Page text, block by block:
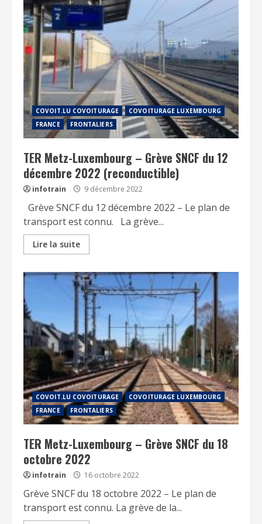
COVOIT.LU COVOITURAGE
COVOITURAGE LUXEMBOURG
FRANCE
FRONTALIERS
TER Metz-Luxembourg – Grève SNCF du 12
décembre 2022 (reconductible)
infotrain 9 décembre 2022
Grève SNCF du 12 décembre 2022 – Le plan de
transport est connu. La grève...
Lire la suite
COVOIT.LU COVOITURAGE
COVOITURAGE LUXEMBOURG
FRANCE
FRONTALIERS
TER Metz-Luxembourg – Grève SNCF du 18
octobre 2022
infotrain 16 octobre 2022
Grève SNCF du 18 octobre 2022 – Le plan de
transport est connu. La grève de la...